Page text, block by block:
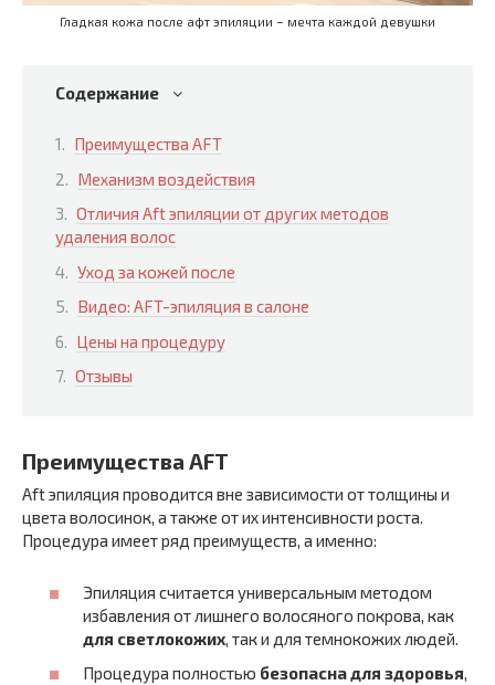
Гладкая кожа после афт эпиляции – мечта каждой девушки
Содержание
Преимущества AFT
Механизм воздействия
Отличия Aft эпиляции от других методов
удаления волос
Уход за кожей после
Видео: AFT-эпиляция в салоне
Цены на процедуру
Отзывы
Преимущества AFT
Aft эпиляция проводится вне зависимости от толщины и
цвета волосинок, а также от их интенсивности роста.
Процедура имеет ряд преимуществ, а именно:
Эпиляция считается универсальным методом
избавления от лишнего волосяного покрова, как
для светлокожих, так и для темнокожих людей.
Процедура полностью безопасна для здоровья,